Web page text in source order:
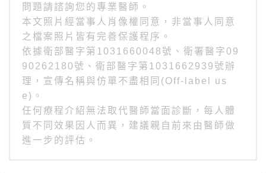
問題請諮詢您的專業醫師。
本文照片經當事人肖像權同意，非當事人同意
之檔案照片皆有完善保護程序。
依據衛部醫字第1031660048號、衛署醫字09
90262180號、衛部醫字第1031662939號辦
理，宣傳名稱與仿單不盡相同(Off-label us
e)。
任何療程介紹無法取代醫師當面診斷，每人體
質不同效果因人而異，建議親自前來由醫師做
進一步的評估。